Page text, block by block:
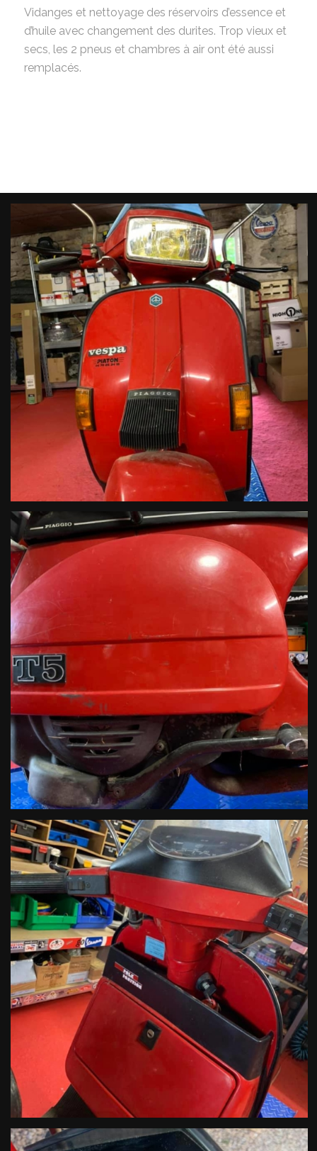
Vidanges et nettoyage des réservoirs d’essence et
d’huile avec changement des durites. Trop vieux et
secs, les 2 pneus et chambres à air ont été aussi
remplacés.